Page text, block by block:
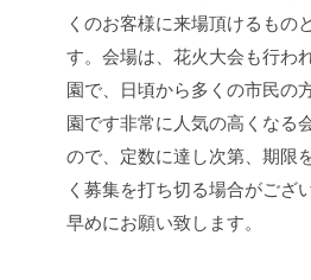
くのお客様に来場頂けるもの
す。 会場は、花火大会も行わ
園で、日頃から多くの市民の
園です非常に人気の高くなる
ので、定数に達し次第、期限
く募集を打ち切る場合がござ
早めにお願い致します。